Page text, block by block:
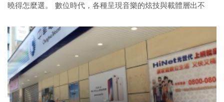
曉得怎麼選。 數位時代，各種呈現音樂的炫技與載體層出不
片造成風靡，更有不少歌手大費周章，藉現代科技，將聲音錄
進黑膠盤，以新手法復刻老樂音。 還有一群人，他們鑽研比黑
膠更古老更難以取得的留聲機與蟲膠唱片，藉收藏、修復、展
覽、賞樂空間，以行動維護珍貴的聲音文化，讓老聲音的魅
力，在新時代繼續感動人們，聲聲不息。